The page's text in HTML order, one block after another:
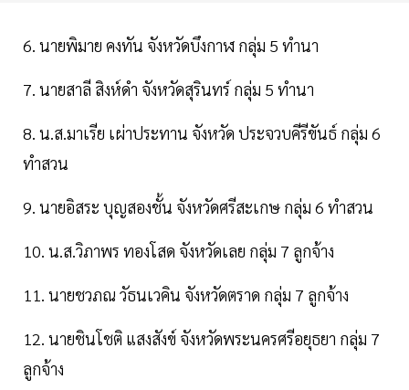
6. นายพิมาย คงทัน จังหวัดบึงกาฬ กลุ่ม 5 ทำนา
7. นายสาลี สิงห์ดำ จังหวัดสุรินทร์ กลุ่ม 5 ทำนา
8. น.ส.มาเรีย เผ่าประทาน จังหวัด ประจวบคีรีขันธ์ กลุ่ม 6
ทำสวน
9. นายอิสระ บุญสองชั้น จังหวัดศรีสะเกษ กลุ่ม 6 ทำสวน
10. น.ส.วิภาพร ทองโสด จังหวัดเลย กลุ่ม 7 ลูกจ้าง
11. นายชวภณ วัธนเวคิน จังหวัดตราด กลุ่ม 7 ลูกจ้าง
12. นายชินโชติ แสงสังข์ จังหวัดพระนครศรีอยุธยา กลุ่ม 7
ลูกจ้าง